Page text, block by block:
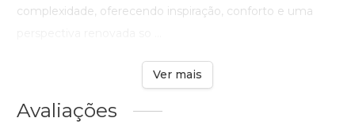
complexidade, oferecendo inspiração, conforto e uma
Ver mais
Avaliações